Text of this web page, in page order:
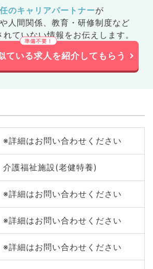
のキャリアパートナーが
人間関係、 教育・研修制度など
ていない情報をお伝えします。
ている求人を紹介してもらう
※詳細はお問い合わせください
介護福祉施設(老健特養)
※詳細はお問い合わせください
※詳細はお問い合わせください
※詳細はお問い合わせください